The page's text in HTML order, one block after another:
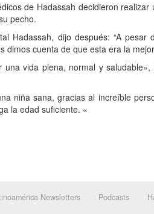
de Hadassah decidieron
pecho.
Hadassah, dijo después: “A
cuenta de que esta era la
vida plena, normal y
niña sana, gracias al increíble
la edad suficiente. «
Newsletters Podcasts